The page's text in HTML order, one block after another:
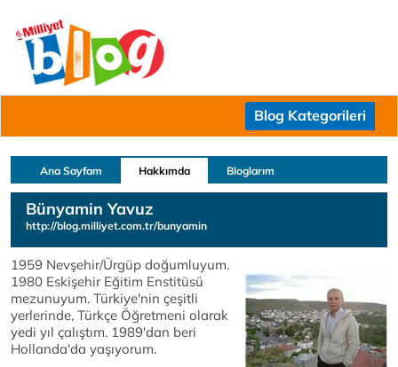
Blog Kategorileri
Ana Sayfam Hakkımda Bloglarım
Bünyamin Yavuz
http://blog.milliyet.com.tr/bunyamin
1959 Nevşehir/Ürgüp doğumluyum.
1980 Eskişehir Eğitim Enstitüsü
mezunuyum. Türkiye'nin çeşitli
yerlerinde, Türkçe Öğretmeni olarak
yedi yıl çalıştım. 1989'dan beri
Hollanda'da yaşıyorum.